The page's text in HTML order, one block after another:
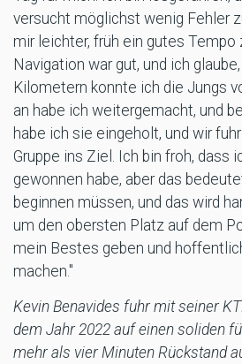
versucht möglichst wenig Fehler
mir leichter, früh ein gutes Tempo
Navigation war gut, und ich
Kilometern konnte ich die Jungs
an habe ich weitergemacht, und
habe ich sie eingeholt, und wir
Gruppe ins Ziel. Ich bin froh, dass
gewonnen habe, aber das
beginnen müssen, und das wird
um den obersten Platz auf dem
mein Bestes geben und
machen."
Kevin Benavides fuhr mit seiner
dem Jahr 2022 auf einen soliden
mehr als vier Minuten Rückstand